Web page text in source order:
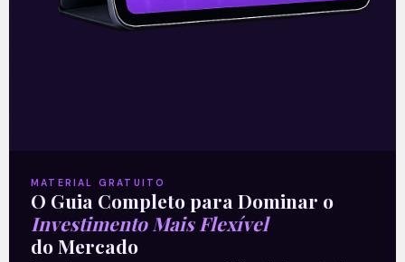
Termos e Condições
Política de Privacidade
MATERIAL GRATUITO
O Guia Completo para Dominar o
Investimento Mais Flexível
do Mercado